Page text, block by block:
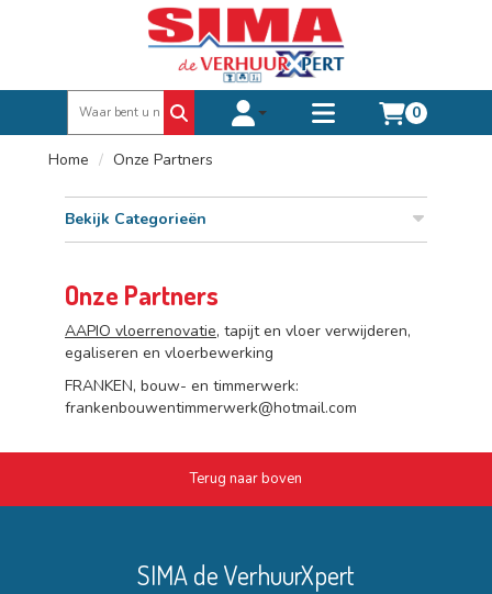
Toggle account dropdown
Toggle
0
Home Onze Partners
Bekijk Categorieën
Onze Partners
AAPIO vloerrenovatie, tapijt en vloer verwijderen,
egaliseren en vloerbewerking
FRANKEN, bouw- en timmerwerk:
frankenbouwentimmerwerk@hotmail.com
Terug naar boven
SIMA de VerhuurXpert